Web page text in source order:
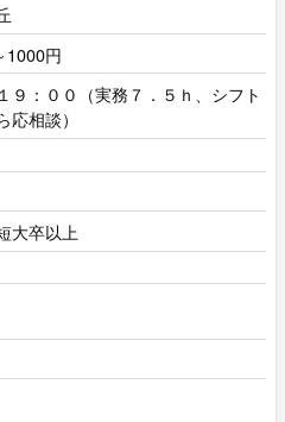
1000円
９：００（実務７．５ｈ、シフト
相談）
大卒以上